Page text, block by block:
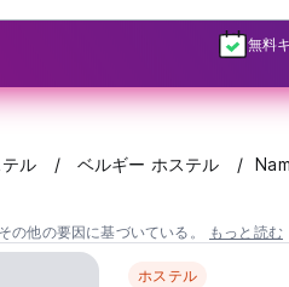
無料
ル ベルギー ホステル
の他の要因に基づいている。 もっと読む
ホステル